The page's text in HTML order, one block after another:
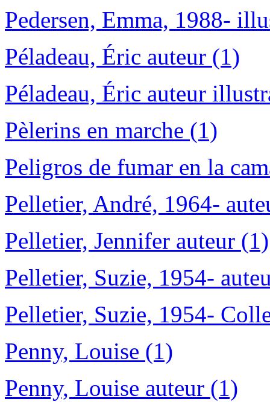
Pedersen, Emma, 1988-
Péladeau, Éric auteur (1)
Péladeau, Éric auteur
Pèlerins en marche (1)
Peligros de fumar en la
Pelletier, André, 1964-
Pelletier, Jennifer auteur (1)
Pelletier, Suzie, 1954-
Pelletier, Suzie, 1954-
Penny, Louise (1)
Penny, Louise auteur (1)